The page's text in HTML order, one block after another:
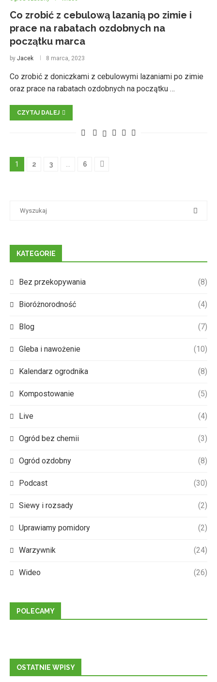
Co zrobić z cebulową lazanią po zimie i
prace na rabatach ozdobnych na
początku marca
by Jacek 8 marca, 2023
Co zrobić z doniczkami z cebulowymi lazaniami po zimie
oraz prace na rabatach ozdobnych na początku …
CZYTAJ DALEJ
1 2 3 6
KATEGORIE
Bez przekopywania (8)
Bioróżnorodność (4)
Blog (7)
Gleba i nawożenie (10)
Kalendarz ogrodnika (8)
Kompostowanie (5)
Live (4)
Ogród bez chemii (3)
Ogród ozdobny (8)
Podcast (30)
Siewy i rozsady (2)
Uprawiamy pomidory (2)
Warzywnik (24)
Wideo (26)
POLECAMY
OSTATNIE WPISY